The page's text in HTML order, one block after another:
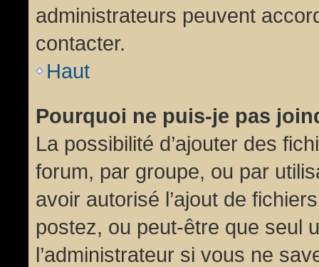
administrateurs peuvent
contacter.
Haut
Pourquoi ne puis-je pas
La possibilité d’ajouter des
forum, par groupe, ou par
avoir autorisé l’ajout de
postez, ou peut-être que seul
l’administrateur si vous ne